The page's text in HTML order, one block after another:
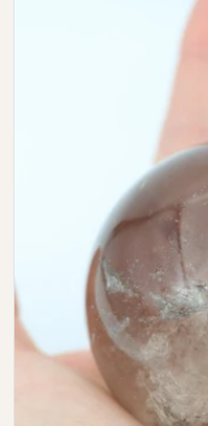
Open media 0 in modal